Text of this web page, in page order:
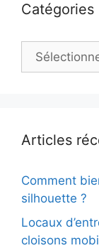
Catégories
Catégories
Articles
Comment
silhouette ?
Locaux
cloisons